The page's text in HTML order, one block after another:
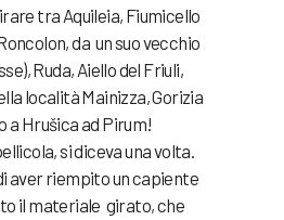
tra Aquileia, Fiumicello
da un suo vecchio
Ruda, Aiello del Friuli,
località Mainizza, Gorizia
a Hrušica ad Pirum!
si diceva una volta.
aver riempito un capiente
il materiale girato, che